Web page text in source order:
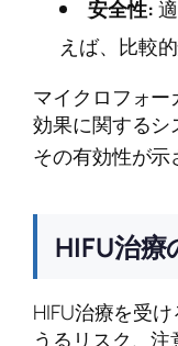
安全性:
えば、比較
マイクロフォ
効果に関するシ
その有効性が
HIFU治
HIFU治療を受
うるリスク、